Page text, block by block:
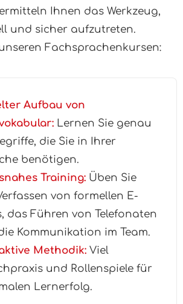
Ihnen das Werkzeug,
und sicher aufzutreten.
Fachsprachenkursen:
Aufbau von
Lernen Sie genau
die Sie in Ihrer
benötigen.
Training:Üben Sie
von formellen E-
das Führen von Telefonaten
Kommunikation im Team.
Methodik:Viel
und Rollenspiele für
Lernerfolg.